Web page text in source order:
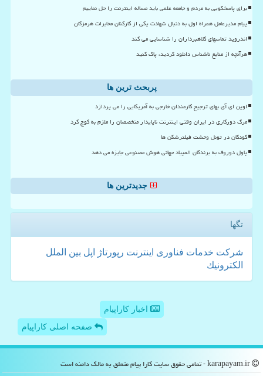
برای پاسخگویی به مردم و جامعه علمی باید مساله اینترنت را حل نماییم
پیام مدیرعامل همراه اول به دنبال شهادت یکی از کارکنان مخابرات هرمزگان
اندروید تماسهای کلاهبرداران را شناسایی می کند
هرآنچه از منابع ناشناس دانلود کردید، پاک کنید
پربحث ترین ها
اوپن ای آی بهای ترجیح کارمندان خارجی به آمریکایی را می پردازد
مرگ دورکاری در ایران وقتی اینترنت ناپایدار متخصصان را ملزم به کوچ کرد
کودکان در تونل وحشت فیلترشکن ها
پاول دوروف به برندگان المپیاد جهانی هوش مصنوعی جایزه می دهد
جدیدترین ها
تگها
شركت خدمات فناوری اینترنت رپورتاژ اپل بین الملل
الكترونیك
اخبار کاراپیام
صفحه اصلی کاراپیام